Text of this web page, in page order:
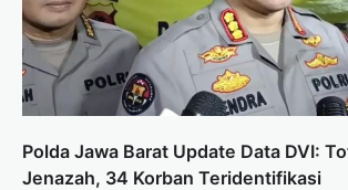
Polda Jawa Barat Update Data DVI:
Jenazah, 34 Korban Teridentifikasi